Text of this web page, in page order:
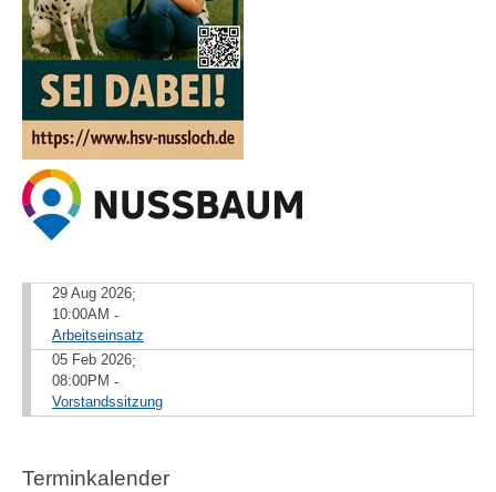
29 Aug 2026;
10:00AM -
Arbeitseinsatz
05 Feb 2026;
08:00PM -
Vorstandssitzung
Terminkalender